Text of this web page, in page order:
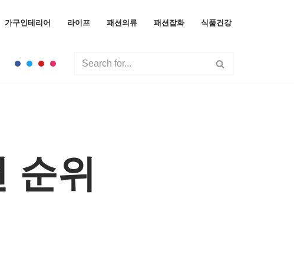
가구인테리어 라이프 패션의류 패션잡화 식품건강
순위